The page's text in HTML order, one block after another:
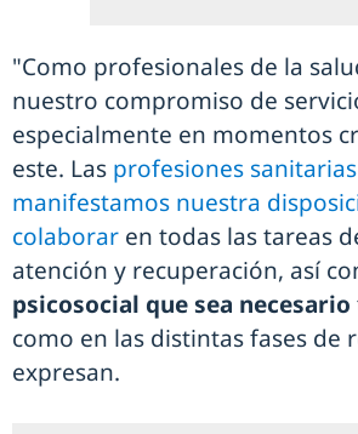
"Como profesionales de la
nuestro compromiso de
especialmente en momentos
este. Las profesiones
manifestamos nuestra
colaborar en todas las tareas
atención y recuperación, así
psicosocial que sea necesario
como en las distintas fases de
expresan.